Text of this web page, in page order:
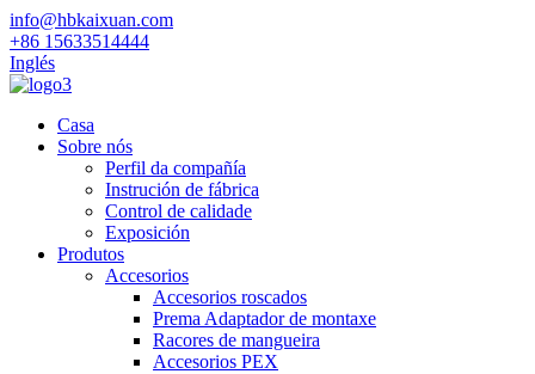
info@hbkaixuan.com
+86 15633514444
Inglés
Casa
Sobre nós
Perfil da compañía
Instrución de fábrica
Control de calidade
Exposición
Produtos
Accesorios
Accesorios roscados
Prema Adaptador de montaxe
Racores de mangueira
Accesorios PEX